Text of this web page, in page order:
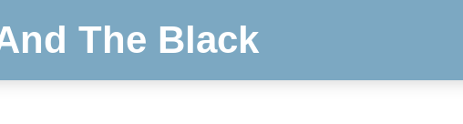
The Black